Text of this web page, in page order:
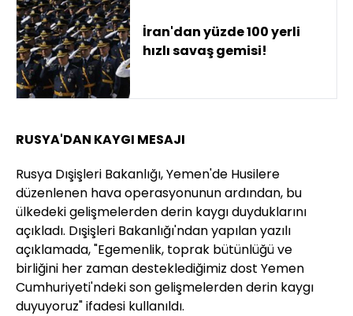
İran'dan yüzde 100 yerli
hızlı savaş gemisi!
RUSYA'DAN KAYGI MESAJI
Rusya Dışişleri Bakanlığı, Yemen'de Husilere
düzenlenen hava operasyonunun ardından, bu
ülkedeki gelişmelerden derin kaygı duyduklarını
açıkladı. Dışişleri Bakanlığı'ndan yapılan yazılı
açıklamada, "Egemenlik, toprak bütünlüğü ve
birliğini her zaman desteklediğimiz dost Yemen
Cumhuriyeti'ndeki son gelişmelerden derin kaygı
duyuyoruz" ifadesi kullanıldı.